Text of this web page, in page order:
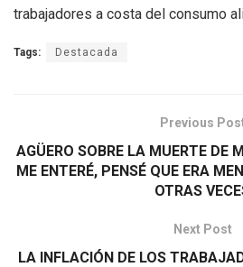
trabajadores a costa del consumo
Tags: Destacada
Previous
AGÜERO SOBRE LA MUERTE DE
ME ENTERÉ, PENSÉ QUE ERA
OTRAS
Next Post
LA INFLACIÓN DE LOS